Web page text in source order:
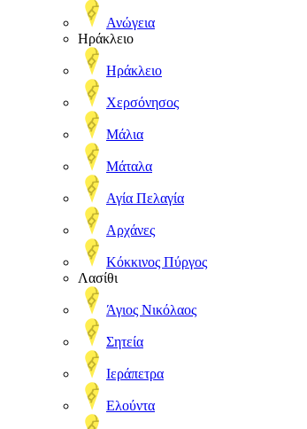
Ανώγεια
Ηράκλειο
Ηράκλειο
Χερσόνησος
Μάλια
Μάταλα
Αγία Πελαγία
Αρχάνες
Κόκκινος Πύργος
Λασίθι
Άγιος Νικόλαος
Σητεία
Ιεράπετρα
Ελούντα